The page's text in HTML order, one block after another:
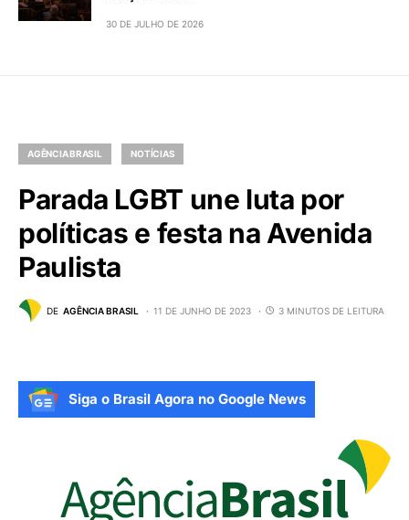
30 DE JULHO DE 2026
AGÊNCIA BRASIL NOTÍCIAS
Parada LGBT une luta por
políticas e festa na Avenida
Paulista
DE AGÊNCIA BRASIL 11 DE JUNHO DE 2023 3 MINUTOS DE LEITURA
Siga o Brasil Agora no Google News